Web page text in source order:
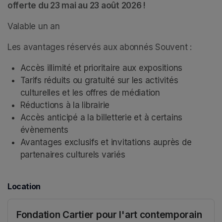
offerte du 23 mai au 23 août 2026 !
Valable un an
Les avantages réservés aux abonnés Souvent :
Accès illimité et prioritaire aux expositions
Tarifs réduits ou gratuité sur les activités
culturelles et les offres de médiation
Réductions à la librairie
Accès anticipé a la billetterie et à certains
évènements
Avantages exclusifs et invitations auprès de
partenaires culturels variés
Location
Fondation Cartier pour l'art contemporain